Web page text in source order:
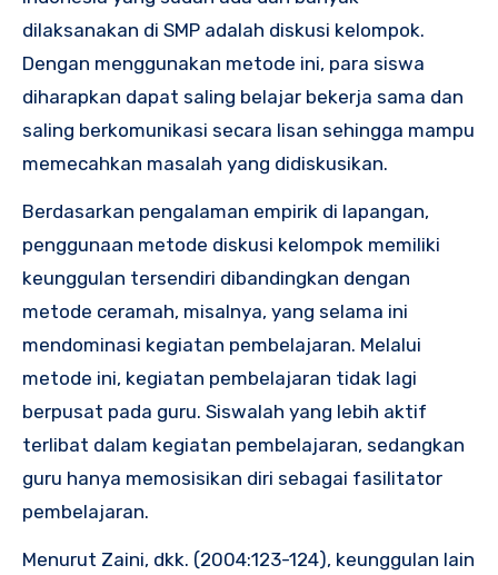
dilaksanakan di SMP adalah diskusi kelompok.
Dengan menggunakan metode ini, para siswa
diharapkan dapat saling belajar bekerja sama dan
saling berkomunikasi secara lisan sehingga mampu
memecahkan masalah yang didiskusikan.
Berdasarkan pengalaman empirik di lapangan,
penggunaan metode diskusi kelompok memiliki
keunggulan tersendiri dibandingkan dengan
metode ceramah, misalnya, yang selama ini
mendominasi kegiatan pembelajaran. Melalui
metode ini, kegiatan pembelajaran tidak lagi
berpusat pada guru. Siswalah yang lebih aktif
terlibat dalam kegiatan pembelajaran, sedangkan
guru hanya memosisikan diri sebagai fasilitator
pembelajaran.
Menurut Zaini, dkk. (2004:123-124), keunggulan lain